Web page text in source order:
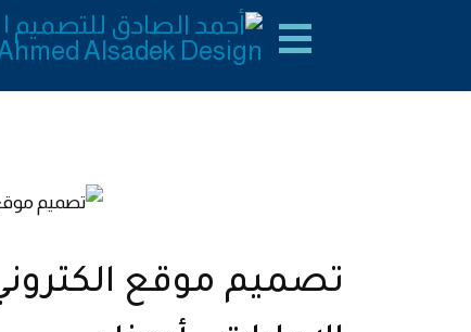
تصميم موقع